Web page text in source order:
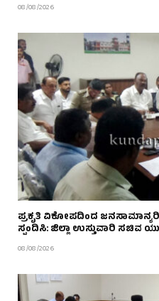
08/08/2026
ಪ್ರಕೃತಿ ವಿಕೋಪದಿಂದ
ಸ್ಪಂದಿಸಿ: ಜಿಲ್ಲಾ ಉಸ್ತುವಾರಿ ಸಚಿವ
08/08/2026